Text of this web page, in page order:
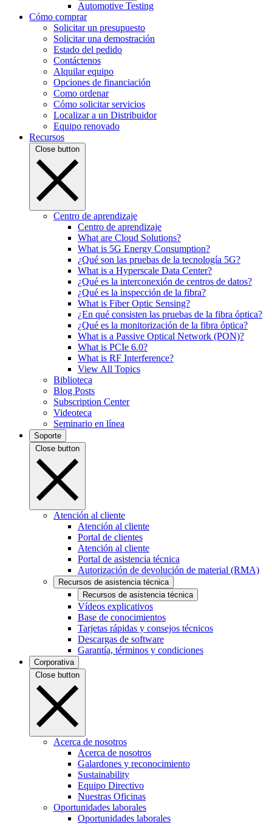
Automotive Testing
Cómo comprar
Solicitar un presupuesto
Solicitar una demostración
Estado del pedido
Contáctenos
Alquilar equipo
Opciones de financiación
Como ordenar
Cómo solicitar servicios
Localizar a un Distribuidor
Equipo renovado
Recursos
Close button
Centro de aprendizaje
Centro de aprendizaje
What are Cloud Solutions?
What is 5G Energy Consumption?
¿Qué son las pruebas de la tecnología 5G?
What is a Hyperscale Data Center?
¿Qué es la interconexión de centros de datos?
¿Qué es la inspección de la fibra?
What is Fiber Optic Sensing?
¿En qué consisten las pruebas de la fibra óptica?
¿Qué es la monitorización de la fibra óptica?
What is a Passive Optical Network (PON)?
What is PCIe 6.0?
What is RF Interference?
View All Topics
Biblioteca
Blog Posts
Subscription Center
Videoteca
Seminario en línea
Soporte
Close button
Atención al cliente
Atención al cliente
Portal de clientes
Atención al cliente
Portal de asistencia técnica
Autorización de devolución de material (RMA)
Recursos de asistencia técnica
Recursos de asistencia técnica
Vídeos explicativos
Base de conocimientos
Tarjetas rápidas y consejos técnicos
Descargas de software
Garantía, términos y condiciones
Corporativa
Close button
Acerca de nosotros
Acerca de nosotros
Galardones y reconocimiento
Sustainability
Equipo Directivo
Nuestras Oficinas
Oportunidades laborales
Oportunidades laborales